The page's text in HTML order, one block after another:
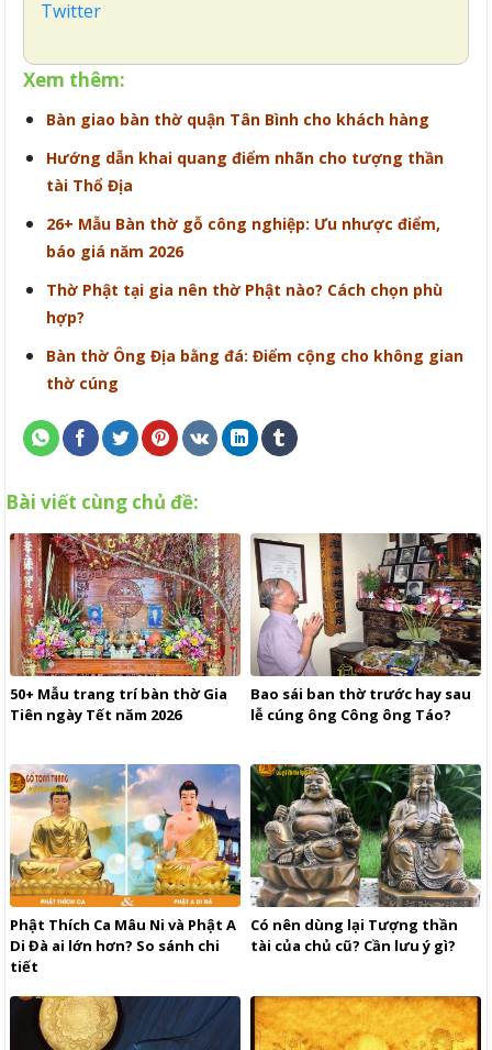
Twitter
Xem thêm:
Bàn giao bàn thờ quận Tân Bình cho khách hàng
Hướng dẫn khai quang điểm nhãn cho tượng thần
tài Thổ Địa
26+ Mẫu Bàn thờ gỗ công nghiệp: Ưu nhược điểm,
báo giá năm 2026
Thờ Phật tại gia nên thờ Phật nào? Cách chọn phù
hợp?
Bàn thờ Ông Địa bằng đá: Điểm cộng cho không gian
thờ cúng
Bài viết cùng chủ đề:
50+ Mẫu trang trí bàn thờ Gia
Tiên ngày Tết năm 2026
Bao sái ban thờ trước hay sau
lễ cúng ông Công ông Táo?
Phật Thích Ca Mâu Ni và Phật A
Di Đà ai lớn hơn? So sánh chi
tiết
Có nên dùng lại Tượng thần
tài của chủ cũ? Cần lưu ý gì?